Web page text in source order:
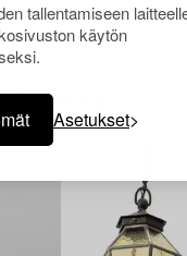
tallentamiseen
käytön
Asetukset